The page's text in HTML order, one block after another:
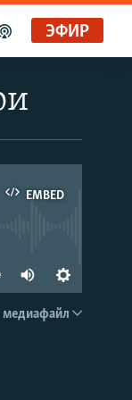
ЭФИР
EMBED
EMBED
медиафайл